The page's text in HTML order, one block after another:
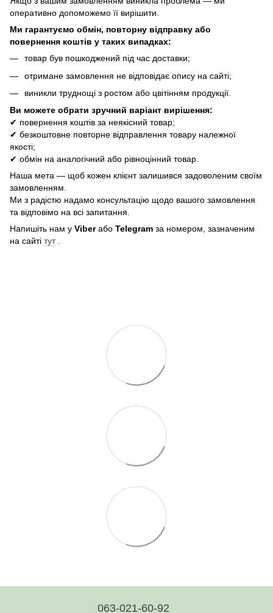
оперативно допоможемо її вирішити.
Ми гарантуємо обмін, повторну відправку або
повернення коштів у таких випадках:
товар був пошкоджений під час доставки;
отримане замовлення не відповідає опису на сайті;
виникли труднощі з ростом або цвітінням продукції.
Ви можете обрати зручний варіант вирішення:
✔ повернення коштів за неякісний товар;
✔ безкоштовне повторне відправлення товару належної
якості;
✔ обмін на аналогічний або рівноцінний товар.
Наша мета — щоб кожен клієнт залишився задоволеним своїм
замовленням.
Ми з радістю надамо консультацію щодо вашого замовлення
та відповімо на всі запитання.
Напишіть нам у Viberабо Telegram за номером, зазначеним
на сайті тут.
063-021-60-92